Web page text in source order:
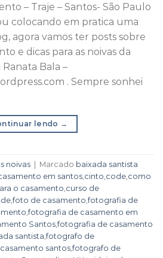
– Traje – Santos- São Paulo
colocando em pratica uma
agora vamos ter posts sobre
e dicas para as noivas da
Bala –
. Sempre sonhei
lendo →
noivas Marcado baixada santista
em santos cinto code como
o casamento curso de
,foto de casamento ,fotografia de
,fotografia de casamento em
Santos,fotografia de casamento
santista ,fotografo de
santos,fotografo de